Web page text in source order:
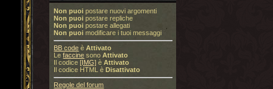
Non puoi postare nuovi argomenti
Non puoi postare repliche
Non puoi postare allegati
Non puoi modificare i tuoi messaggi
BB code èAttivato
Lefaccine sonoAttivato
Il codice[IMG] èAttivato
Il codice HTML èDisattivato
Regole del forum